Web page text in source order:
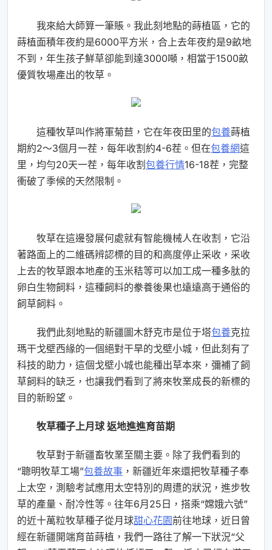
我來給大師算一筆賬。我此刻地點的蒔植區，它的
蒔植面積年夜約是6000平方米，合上去年夜約是9畝地
不到，年生孩子鮮草卻能到達3000噸，相當于1500畝
優質牧場產出的牧草。
這種牧草叫作將軍菊苣，它在年夜田里的包養蒔植
期約2～3個月一茬，每年收割約4-6茬。但在包養網這
里，均勻20天一茬，每年收割 包養行情16-18茬，完整
衝破了季候的天然限制。
牧草在這邊發展何處就有智能機械人在收割，它沿
著路面上的二維碼辨認標的目的和高度停止采收，采收
上去的牧草跟本地產的玉米秸等可以加工成一種多肽的
卵白生物飼料，這種飼料的豢養後果也遠遠高于通俗的
飼草飼料。
我們此刻地點的新疆圖木舒克市是位于塔包養克拉
瑪干戈壁西緣的一個絕對干旱的戈壁小城，但此刻有了
科技的助力，這個戈壁小城也能種出草本來，彌補了飼
草飼料的缺乏，也讓我們看到了將來牧業成長的新標的
目的新盼望。
牧草種子上月球 返地進進育苗期
牧草對于新疆畜牧業至關主要。除了我們看到的
“聰明牧草工場”包養故事 ，新疆近年來還把牧草種子奉
上太空，測驗考試應用太空特別的周遭的狀況，進步牧
草的產量、耐冷性等。往年6月25日‌，搭乘“嫦娥六號”
的近十萬粒牧草種子從月球甜心花園前往地球，近日曾
經在新疆開端育苗蒔植，我們一路往了解一下狀況“父